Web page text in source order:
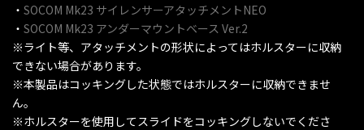
・ SOCOM Mk23 サイレンサーアタッチメントNEO
・ SOCOM Mk23 アンダーマウントベース Ver.2
※ライト等、アタッチメントの形状によってはホルスターに収納
できない場合があります。
※本製品はコッキングした状態ではホルスターに収納できませ
ん。
※ホルスターを使用してスライドをコッキングしないでくださ